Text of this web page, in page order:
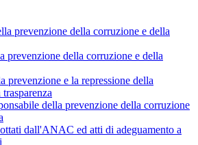
prevenzione della corruzione e della
prevenzione della corruzione e della
prevenzione e la repressione della
della prevenzione della corruzione
dall'ANAC ed atti di adeguamento a